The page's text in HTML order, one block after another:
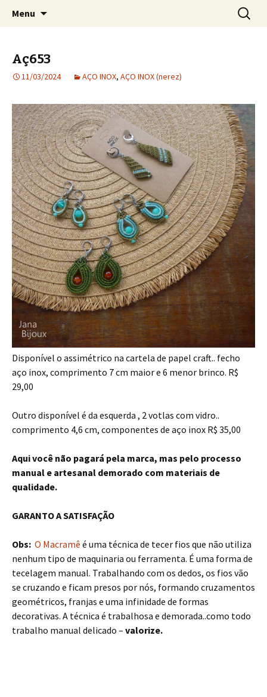
Jana Bijoux
Bijuteria artesanal
Menu
por:
Aç653
11/03/2024 AÇO INOX, AÇO INOX (nerez)
Disponível o assimétrico na cartela de papel craft.. fecho
aço inox, comprimento 7 cm maior e 6 menor brinco. R$
29,00
Outro disponível é da esquerda , 2 votlas com vidro..
comprimento 4,6 cm, componentes de aço inox R$ 35,00
Aqui você não pagará pela marca, mas pelo processo
manual e artesanal demorado com materiais de
qualidade.
GARANTO A SATISFAÇÃO
Obs: O Macramê é uma técnica de tecer fios que não utiliza
nenhum tipo de maquinaria ou ferramenta. É uma forma de
tecelagem manual. Trabalhando com os dedos, os fios vão
se cruzando e ficam presos por nós, formando cruzamentos
geométricos, franjas e uma infinidade de formas
decorativas. A técnica é trabalhosa e demorada..como todo
trabalho manual delicado – valorize.